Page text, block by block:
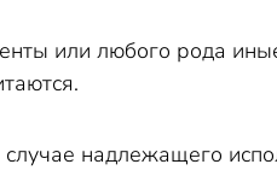
или любого рода
надлежащего